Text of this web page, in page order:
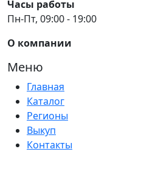
Часы работы
Пн-Пт, 09:00 - 19:00
О компании
Меню
Главная
Каталог
Регионы
Выкуп
Контакты